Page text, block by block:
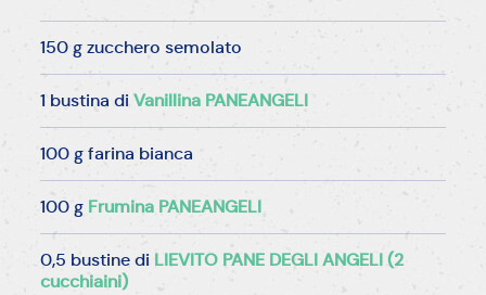
150 g zucchero semolato
1 bustina diVanillina PANEANGELI
100 g farina bianca
100 g Frumina PANEANGELI
0,5 bustine di LIEVITO PANE DEGLI ANGELI (2
cucchiaini)